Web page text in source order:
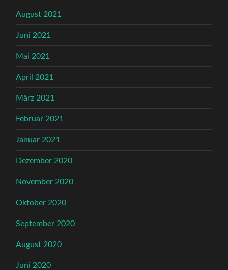
August 2021
Juni 2021
Mai 2021
April 2021
März 2021
Februar 2021
Januar 2021
Dezember 2020
November 2020
Oktober 2020
September 2020
August 2020
Juni 2020